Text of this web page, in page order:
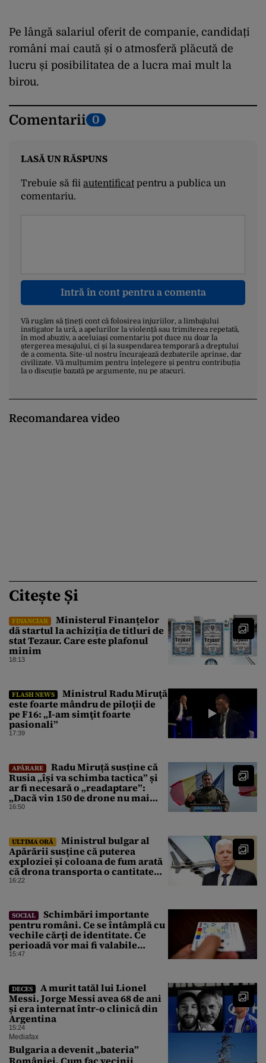
Pe lângă salariul oferit de companie, candidați
români mai caută și o atmosferă plăcută de
lucru și posibilitatea de a lucra mai mult la
birou.
Comentarii 0
LASĂ UN RĂSPUNS
Trebuie să fii autentificatpentru a publica un
comentariu.
Intră în cont pentru a comenta
Vă rugăm să țineți cont că folosirea injuriilor, a limbajului
instigator la ură, a apelurilor la violență sau trimiterea repetată,
în mod abuziv, a aceluiași comentariu pot duce nu doar la
ștergerea mesajului, ci și la suspendarea temporară a dreptului
de a comenta. Site-ul nostru încurajează dezbaterile aprinse, dar
civilizate. Vă mulțumim pentru înțelegere și pentru contribuția
la o discuție bazată pe argumente, nu pe atacuri.
Recomandarea video
Citește Și
FINANCIAR
Ministerul Finanțelor
dă startul la achiziția de titluri de
stat Tezaur. Care este plafonul
minim
18:13
FLASH NEWS
Ministrul Radu Miruţă
este foarte mândru de piloţii de
pe F16: „I-am simţit foarte
pasionali”
17:39
APĂRARE
Radu Miruță susține că
Rusia „își va schimba tactica” și
ar fi necesară o „readaptare”:
„Dacă vin 150 de drone nu mai
suntem pe timp de pace”
16:50
ULTIMA ORĂ
Ministrul bulgar al
Apărării susține că puterea
exploziei și coloana de fum arată
că drona transporta o cantitate
semnificativă de exploziv
16:22
SOCIAL
Schimbări importante
pentru români. Ce se întâmplă cu
vechile cărți de identitate. Ce
perioadă vor mai fi valabile
buletinele clasice
15:47
DECES
A murit tatăl lui Lionel
Messi. Jorge Messi avea 68 de ani
și era internat într-o clinică din
Argentina
15:24
Mediafax
Bulgaria a devenit „bateria”